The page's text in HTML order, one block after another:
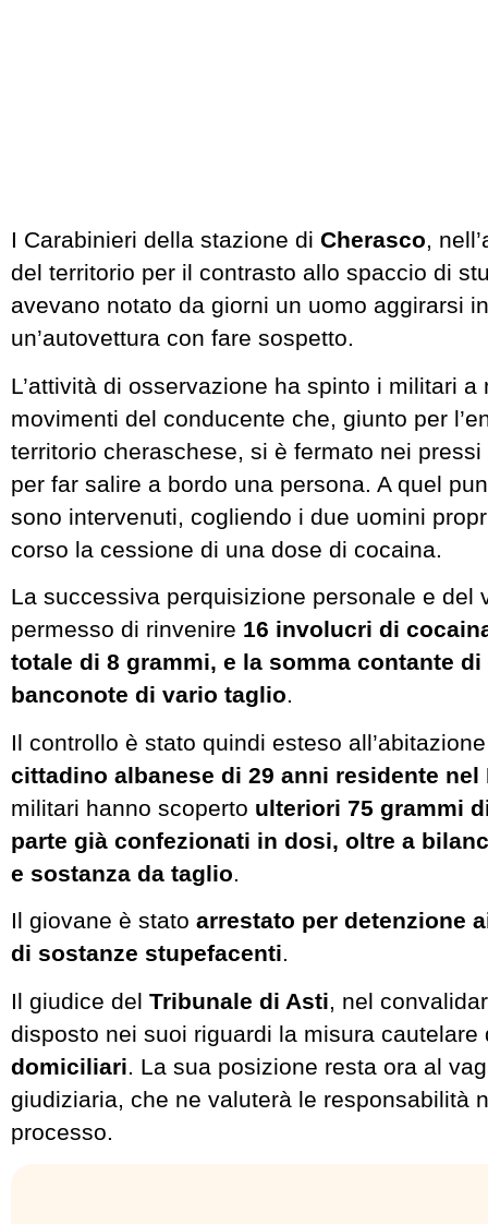
I Carabinieri della stazione di Cherasco,
del territorio per il contrasto allo spaccio di
avevano notato da giorni un uomo aggirarsi
un’autovettura con fare sospetto.
L’attività di osservazione ha spinto i militari a
movimenti del conducente che, giunto per
territorio cheraschese, si è fermato nei
per far salire a bordo una persona. A quel
sono intervenuti, cogliendo i due uomini
corso la cessione di una dose di cocaina.
La successiva perquisizione personale e del
permesso di rinvenire 16 involucri di
totale di 8 grammi, e la somma contante di
banconote di vario taglio.
Il controllo è stato quindi esteso
cittadino albanese di 29 anni residente nel
militari hanno scoperto ulteriori 75 grammi
parte già confezionati in dosi, oltre a
e sostanza da taglio.
Il giovane è stato arrestato per detenzione
di sostanze stupefacenti.
Il giudice del Tribunale di Asti, nel
disposto nei suoi riguardi la misura
domiciliari. La sua posizione resta ora al
giudiziaria, che ne valuterà le responsabilità
processo.